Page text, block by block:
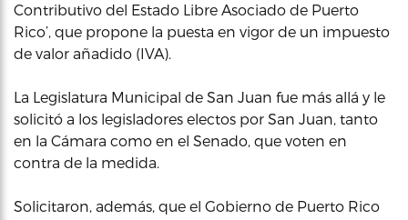
Contributivo del Estado Libre Asociado de Puerto
Rico’, que propone la puesta en vigor de un impuesto
de valor añadido (IVA).
La Legislatura Municipal de San Juan fue más allá y le
solicitó a los legisladores electos por San Juan, tanto
en la Cámara como en el Senado, que voten en
contra de la medida.
Solicitaron, además, que el Gobierno de Puerto Rico